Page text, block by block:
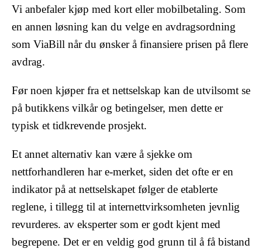
Vi anbefaler kjøp med kort eller mobilbetaling. Som
en annen løsning kan du velge en avdragsordning
som ViaBill når du ønsker å finansiere prisen på flere
avdrag.
Før noen kjøper fra et nettselskap kan de utvilsomt se
på butikkens vilkår og betingelser, men dette er
typisk et tidkrevende prosjekt.
Et annet alternativ kan være å sjekke om
nettforhandleren har e-merket, siden det ofte er en
indikator på at nettselskapet følger de etablerte
reglene, i tillegg til at internettvirksomheten jevnlig
revurderes. av eksperter som er godt kjent med
begrepene. Det er en veldig god grunn til å få bistand